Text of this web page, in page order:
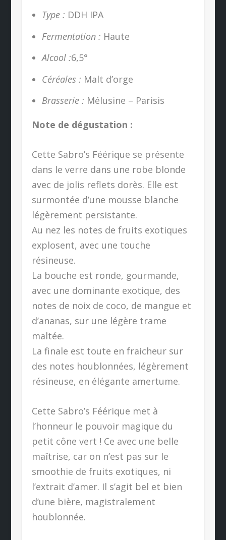
Type : DDH IPA
Fermentation : Haute
Alcool :6,5°
Céréales : Malt d’orge
Brasserie : Mélusine – Parisis
Note de dégustation :
Cette Sabro’s Féérique se présente
dans le verre dans une robe blonde
avec de jolis reflets dorès. Elle est
surmontée d’une mousse blanche
légèrement persistante.
Au nez les notes de fruits exotiques
explosent, avec une touche
résineuse.
La bouche est ronde, gourmande,
avec une dominante exotique, des
notes de noix de coco, de mangue et
d’ananas, sur une légère trame
maltée.
La finale est toute en fraicheur sur
des notes houblonnées, légèrement
résineuse, en élégante amertume.
Cette Sabro’s Féérique met à
l’honneur le pouvoir magique du
petit cône vert ! Ce avec une belle
maîtrise, car on n’est pas sur le
smoothie de fruits exotiques, ni
l’extrait d’amer. Il s’agit bel et bien
d’une bière, magistralement
houblonnée.